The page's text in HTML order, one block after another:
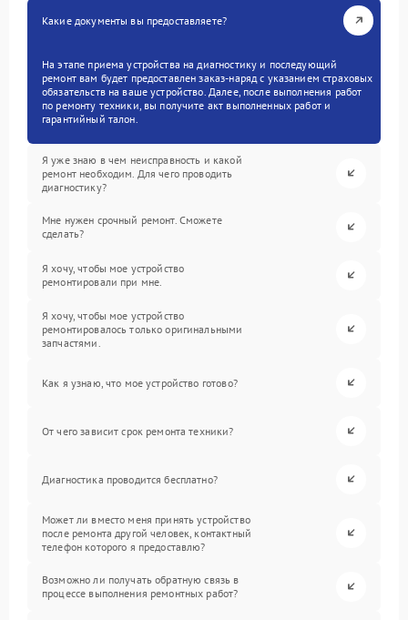
Какие документы вы предоставляете?
На этапе приема устройства на диагностику и последующий
ремонт вам будет предоставлен заказ-наряд с указанием страховых
обязательств на ваше устройство. Далее, после выполнения работ
по ремонту техники, вы получите акт выполненных работ и
гарантийный талон.
Я уже знаю в чем неисправность и какой
ремонт необходим. Для чего проводить
диагностику?
Мне нужен срочный ремонт. Сможете
сделать?
Я хочу, чтобы мое устройство
ремонтировали при мне.
Я хочу, чтобы мое устройство
ремонтировалось только оригинальными
запчастями.
Как я узнаю, что мое устройство готово?
От чего зависит срок ремонта техники?
Диагностика проводится бесплатно?
Может ли вместо меня принять устройство
после ремонта другой человек, контактный
телефон которого я предоставлю?
Возможно ли получать обратную связь в
процессе выполнения ремонтных работ?